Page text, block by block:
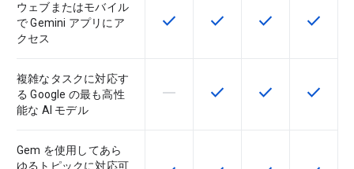
ウェブまたはモバイル
で Gemini アプリにア
クセス
この機能は該当の SKU で利用で
check この機能は該当の SKU
check この機能は該当
check この機
check
複雑なタスクに対応す
る Google の最も高性
能な AI モデル
この機能は該当の SKU でサポー
horizontal_rule この機能は該当の SKU
check この機能は該当
check この機
check
Gem を使用してあら
ゆるトピックに対応可